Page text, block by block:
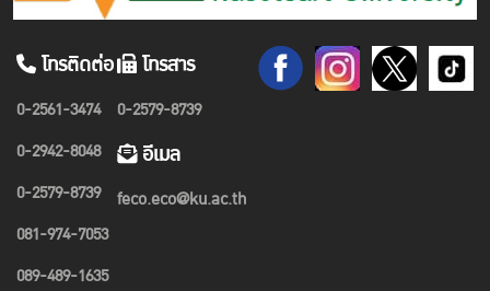
โทรติดต่อ
0-2561-3474
0-2942-8048
0-2579-8739
081-974-7053
089-489-1635
โทรสาร
0-2579-8739
อีเมล
feco.eco@ku.ac.th